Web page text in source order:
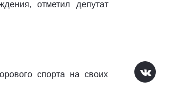
отметил депутат
спорта на своих